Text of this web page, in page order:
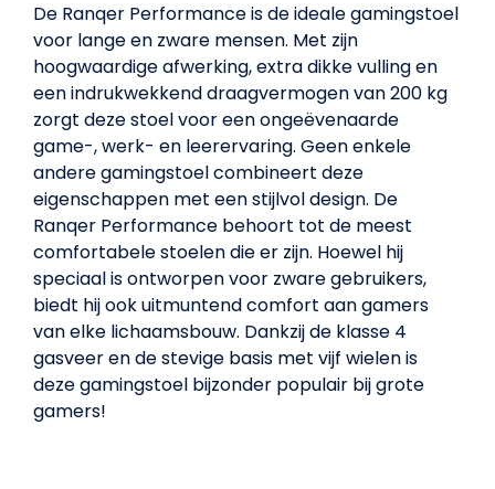
De Ranqer Performance is de ideale gamingstoel
voor lange en zware mensen. Met zijn
hoogwaardige afwerking, extra dikke vulling en
een indrukwekkend draagvermogen van 200 kg
zorgt deze stoel voor een ongeëvenaarde
game-, werk- en leerervaring. Geen enkele
andere gamingstoel combineert deze
eigenschappen met een stijlvol design. De
Ranqer Performance behoort tot de meest
comfortabele stoelen die er zijn. Hoewel hij
speciaal is ontworpen voor zware gebruikers,
biedt hij ook uitmuntend comfort aan gamers
van elke lichaamsbouw. Dankzij de klasse 4
gasveer en de stevige basis met vijf wielen is
deze gamingstoel bijzonder populair bij grote
gamers!